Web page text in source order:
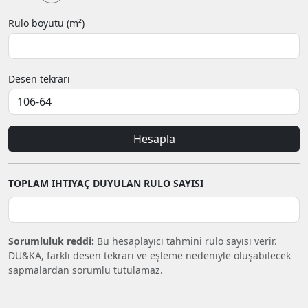
Rulo boyutu (m²)
Desen tekrarı
Hesapla
TOPLAM IHTIYAÇ DUYULAN RULO SAYISI
Sorumluluk reddi: Bu hesaplayıcı tahmini rulo sayısı verir.
DU&KA, farklı desen tekrarı ve eşleme nedeniyle oluşabilecek
sapmalardan sorumlu tutulamaz.